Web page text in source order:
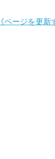
《ページを更新